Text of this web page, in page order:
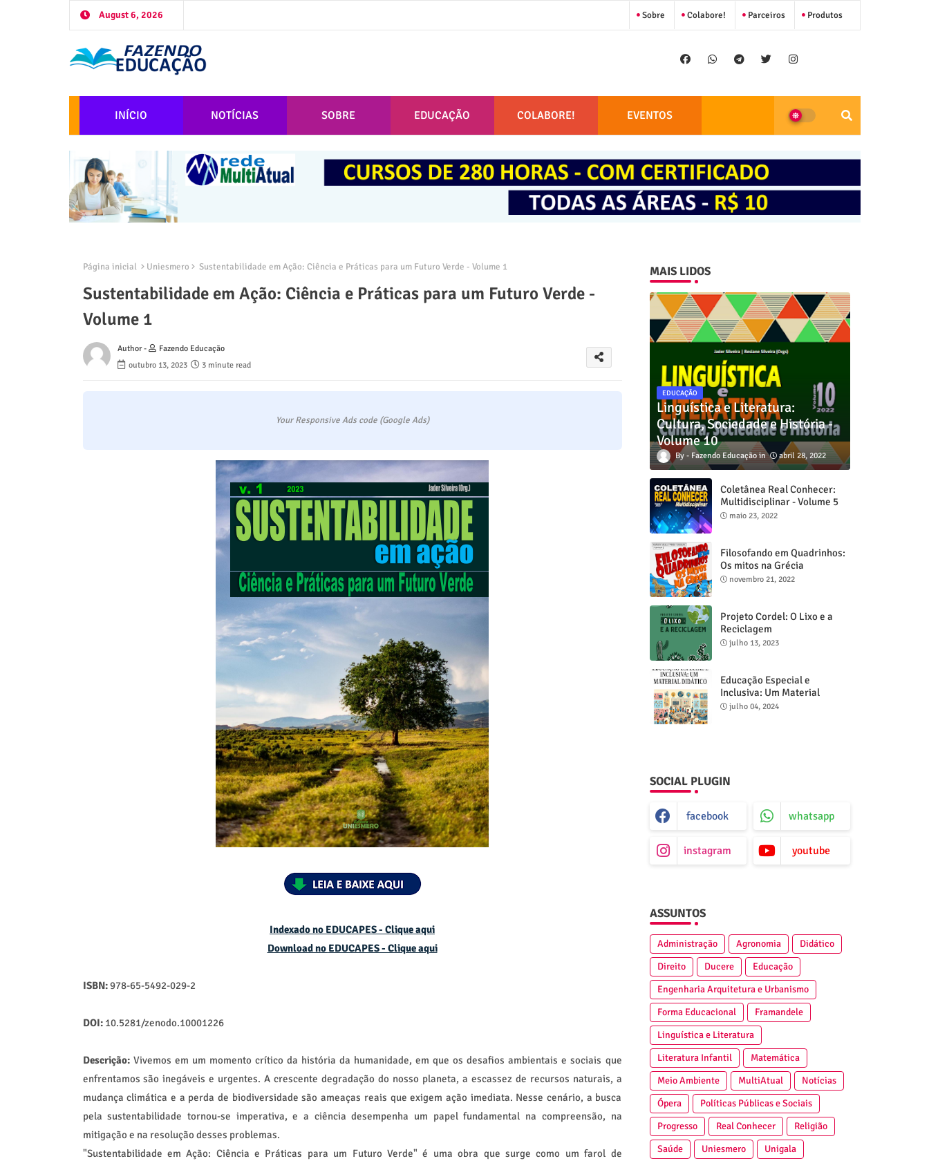
August 6, 2026 Sobre Colabore! Parceiros Produtos
INÍCIO NOTÍCIAS SOBRE EDUCAÇÃO COLABORE! EVENTOS
Página inicial Uniesmero Sustentabilidade em Ação: Ciência e Práticas para um Futuro Verde - Volume 1
Sustentabilidade em Ação: Ciência e Práticas para um Futuro Verde -
Volume 1
Author -
Fazendo Educação
outubro 13, 2023
3 minute read
Your Responsive Ads code (Google Ads)
Indexado no EDUCAPES - Clique aqui
Download no EDUCAPES - Clique aqui
ISBN:978-65-5492-029-2
DOI:10.5281/zenodo.10001226
Descrição:Vivemos em um momento crítico da história da humanidade, em que os desafios ambientais e sociais que
enfrentamos são inegáveis e urgentes. A crescente degradação do nosso planeta, a escassez de recursos naturais, a
mudança climática e a perda de biodiversidade são ameaças reais que exigem ação imediata. Nesse cenário, a busca
pela sustentabilidade tornou-se imperativa, e a ciência desempenha um papel fundamental na compreensão, na
mitigação e na resolução desses problemas.
"Sustentabilidade em Ação: Ciência e Práticas para um Futuro Verde" é uma obra que surge como um farol de
MAIS LIDOS
EDUCAÇÃO
Linguística e Literatura:
Cultura, Sociedade e História -
Volume 10
Fazendo Educação abril 28, 2022
Coletânea Real Conhecer:
Multidisciplinar - Volume 5
maio 23, 2022
Filosofando em Quadrinhos:
Os mitos na Grécia
novembro 21, 2022
Projeto Cordel: O Lixo e a
Reciclagem
julho 13, 2023
Educação Especial e
Inclusiva: Um Material
Didático
julho 04, 2024
SOCIAL PLUGIN
facebook whatsapp
instagram youtube
ASSUNTOS
Administração Agronomia
Didático
Direito
Ducere
Educação
Engenharia Arquitetura e Urbanismo
Forma Educacional
Framandele
Linguística e Literatura
Literatura Infantil
Matemática
Meio Ambiente
MultiAtual
Notícias
Ópera
Políticas Públicas e Sociais
Progresso
Real Conhecer
Religião
Saúde
Uniesmero
Unigala